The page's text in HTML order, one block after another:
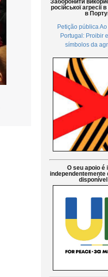
Заборонити
російської агресії
в
Petição pública
Portugal: Proibir
símbolos da
O seu apoio é
independentemente